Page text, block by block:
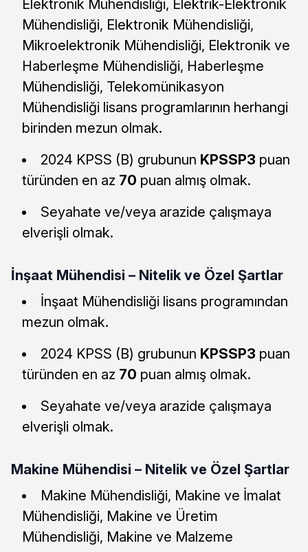
Elektronik Mühendisliği, Elektrik-Elektronik
Mühendisliği, Elektronik Mühendisliği,
Mikroelektronik Mühendisliği, Elektronik ve
Haberleşme Mühendisliği, Haberleşme
Mühendisliği, Telekomünikasyon
Mühendisliği lisans programlarının herhangi
birinden mezun olmak.
2024 KPSS (B) grubunun KPSSP3 puan
türünden en az 70 puan almış olmak.
Seyahate ve/veya arazide çalışmaya
elverişli olmak.
İnşaat Mühendisi – Nitelik ve Özel Şartlar
İnşaat Mühendisliği lisans programından
mezun olmak.
2024 KPSS (B) grubunun KPSSP3 puan
türünden en az 70 puan almış olmak.
Seyahate ve/veya arazide çalışmaya
elverişli olmak.
Makine Mühendisi – Nitelik ve Özel Şartlar
Makine Mühendisliği, Makine ve İmalat
Mühendisliği, Makine ve Üretim
Mühendisliği, Makine ve Malzeme